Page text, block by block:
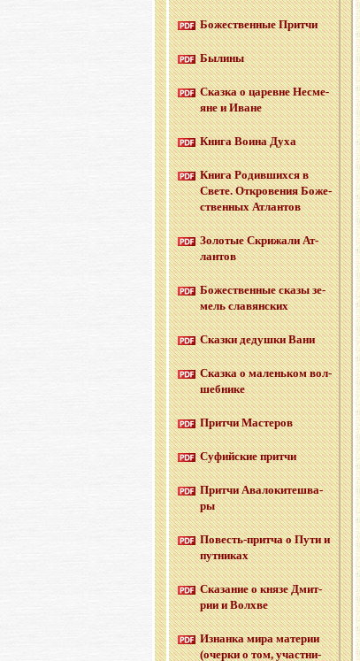
Бо­же­ствен­ные Прит­чи
Бы­ли­ны
Сказ­ка о ца­ревне Несме­
яне и Иване
Книга Воина Духа
Книга Ро­див­ших­ся в
Свете. От­кро­ве­ния Бо­же­
ствен­ных Ат­лан­тов
Зо­ло­тые Cкри­жа­ли Ат­
лан­тов
Бо­же­ствен­ные сказы зе­
мель сла­вян­ских
Сказ­ки де­душ­ки Вани
Сказ­ка о ма­лень­ком вол­
шеб­ни­ке
Прит­чи Ма­сте­ров
Су­фий­ские прит­чи
Прит­чи Ава­ло­ки­те­шва­
ры
По­весть-прит­ча о Пути и
пут­ни­ках
Ска­за­ние о князе Дмит­
рии и Волх­ве
Из­нан­ка мира ма­те­рии
(очер­ки о том, участ­ни­